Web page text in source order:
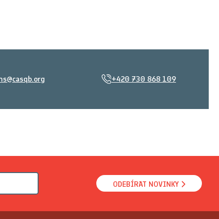
+420 730 868 109
ODEBÍRAT NOVINKY